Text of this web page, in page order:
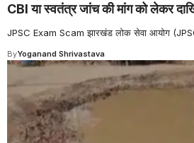
CBI या स्वतंत्र जांच की मांग को लेकर
JPSC Exam Scam झारखंड लोक सेवा आयोग
ByYoganand Shrivastava